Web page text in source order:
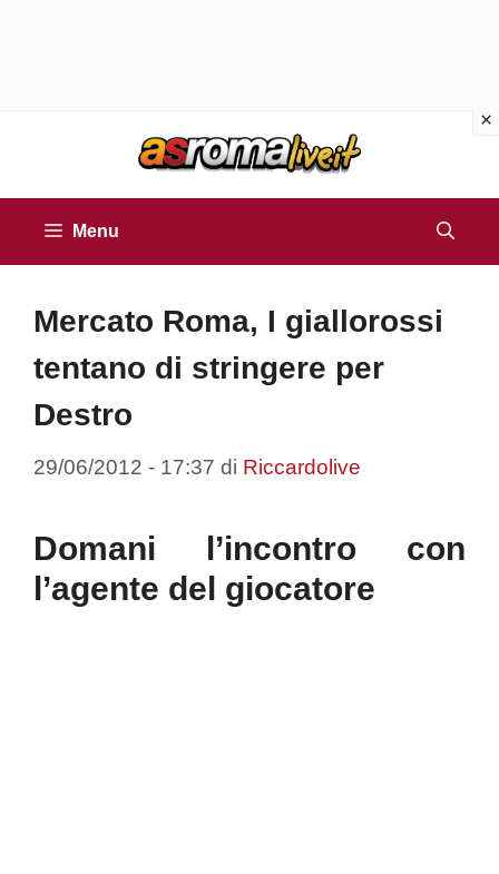
Menu
Mercato Roma, I giallorossi
tentano di stringere per
Destro
29/06/2012 - 17:37 di Riccardolive
Domani l’incontro con
l’agente del giocatore